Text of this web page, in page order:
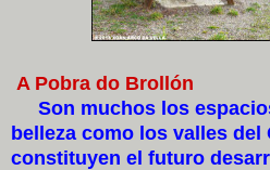
A Pobra do Brollón
Son muchos los
belleza como los valles del
constituyen el futuro